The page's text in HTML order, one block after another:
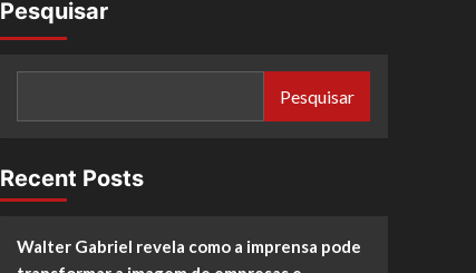
Pesquisar
Pesquisar
Recent Posts
Walter Gabriel revela como a imprensa pode